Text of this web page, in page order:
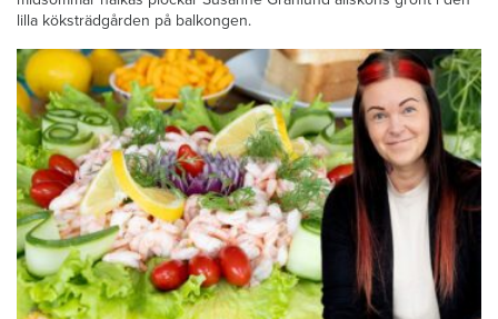
lilla köksträdgården på balkongen.